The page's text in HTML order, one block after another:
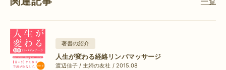
著書の紹介
人生が変わる経絡リンパマッサージ
渡辺佳子 / 主婦の友社 / 2015.08